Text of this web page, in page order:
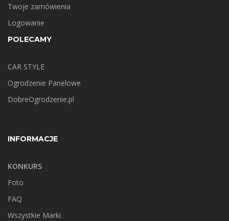
Twoje zamówienia
Logowanie
POLECAMY
CAR STYLE
Ogrodzenie Panelowe
DobreOgrodzenie.pl
INFORMACJE
KONKURS
Foto
FAQ
Wszystkie Marki